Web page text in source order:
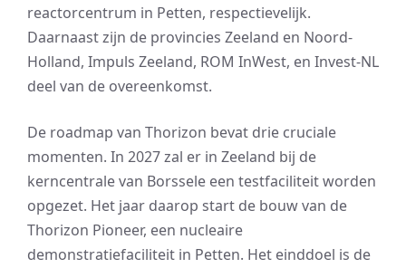
reactorcentrum in Petten, respectievelijk.
Daarnaast zijn de provincies Zeeland en Noord-
Holland, Impuls Zeeland, ROM InWest, en Invest-NL
deel van de overeenkomst.
De roadmap van Thorizon bevat drie cruciale
momenten. In 2027 zal er in Zeeland bij de
kerncentrale van Borssele een testfaciliteit worden
opgezet. Het jaar daarop start de bouw van de
Thorizon Pioneer, een nucleaire
demonstratiefaciliteit in Petten. Het einddoel is de